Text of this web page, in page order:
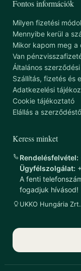
Fontos információk
Milyen fizetési
Mennyibe kerül a
Mikor kapom meg a
Van
Általános
Szállítás, fizetés és
Adatkezelési
Cookie tájékoztató
Elállás a
Keress minket
Rendelésfelvétel:
Ügyfélszolgálat:
A fenti
fogadjuk hívásod!
UKKO Hungária